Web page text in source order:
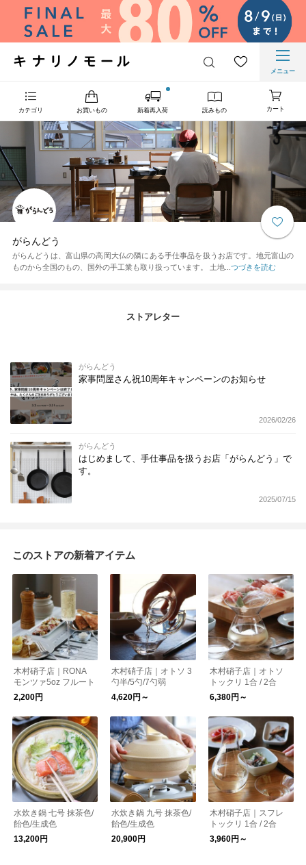
メニュー
カテゴリ お買いもの 新着再入荷 読みもの カート
がらんどう
がらんどうは、富山県の高岡大仏の隣にある手仕事品を扱うお店です。地元富山の
ものから全国のもの、国外の手工業も取り扱っています。 土地... つづきを読む
ストアレター
がらんどう
家事問屋さん祝10周年キャンペーンのお知らせ
2026/02/26
がらんどう
はじめまして、手仕事品を扱うお店「がらんどう」で
す。
2025/07/15
このストアの新着アイテム
木村硝子店｜RONA
モンツァ5oz フルート
2,200円
木村硝子店｜オトソ 3
勺半/5勺/7勺弱
4,620円～
木村硝子店｜オトソ
トックリ 1合 / 2合
6,380円～
水炊き鍋 七号 抹茶色/
飴色/生成色
13,200円
水炊き鍋 九号 抹茶色/
飴色/生成色
20,900円
木村硝子店｜スフレ
トックリ 1合 / 2合
3,960円～